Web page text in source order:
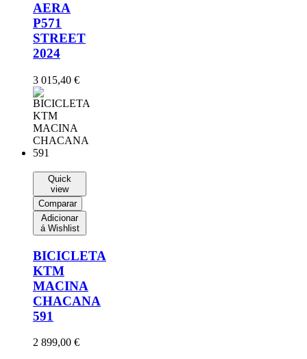
AERA
P571
STREET
2024
3 015,40 €
Quick
view
Comparar
Adicionar
á Wishlist
BICICLETA
KTM
MACINA
CHACANA
591
2 899,00 €